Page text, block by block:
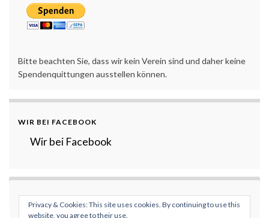
Bitte beachten Sie, dass wir kein Verein sind und daher keine
Spendenquittungen ausstellen können.
WIR BEI FACEBOOK
Wir bei Facebook
Privacy & Cookies: This site uses cookies. By continuing to use this
website, you agree to their use.